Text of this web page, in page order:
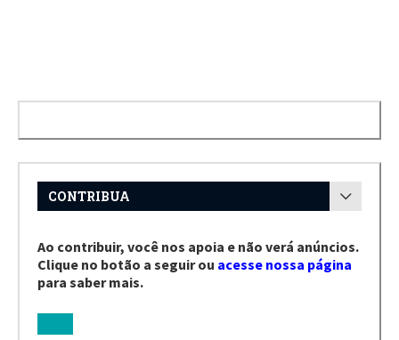
CONTRIBUA
Ao contribuir, você nos apoia e não verá anúncios.
Clique no botão a seguir ou acesse nossa página
para saber mais.